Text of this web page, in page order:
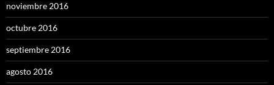
noviembre 2016
octubre 2016
septiembre 2016
agosto 2016